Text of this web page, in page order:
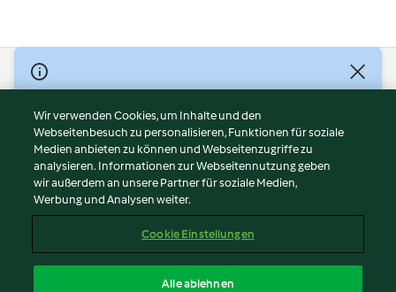
© Copyright 2026
Nutzungsbedingungen
Datenschutzrichtlinien
Disclaimer
Impressum
Cookies
Abo kündigen
Wir verwenden Cookies, um Inhalte und den
Webseitenbesuch zu personalisieren, Funktionen für soziale
Medien anbieten zu können und Webseitenzugriffe zu
analysieren. Informationen zur Webseitennutzung geben
wir außerdem an unsere Partner für soziale Medien,
Werbung und Analysen weiter.
Cookie Einstellungen
Alle ablehnen